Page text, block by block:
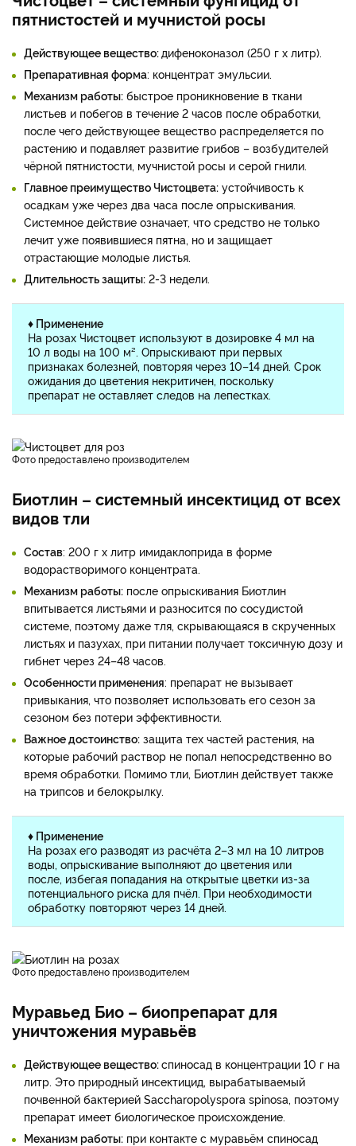
пятнистостей и мучнистой росы
Действующее вещество: дифеноконазол (250 г х литр).
Препаративная форма: концентрат эмульсии.
Механизм работы: быстрое проникновение в ткани
листьев и побегов в течение 2 часов после обработки,
после чего действующее вещество распределяется по
растению и подавляет развитие грибов – возбудителей
чёрной пятнистости, мучнистой росы и серой гнили.
Главное преимущество Чистоцвета: устойчивость к
осадкам уже через два часа после опрыскивания.
Системное действие означает, что средство не только
лечит уже появившиеся пятна, но и защищает
отрастающие молодые листья.
Длительность защиты: 2-3 недели.
♦ Применение
На розах Чистоцвет используют в дозировке 4 мл на
10 л воды на 100 м². Опрыскивают при первых
признаках болезней, повторяя через 10–14 дней. Срок
ожидания до цветения некритичен, поскольку
препарат не оставляет следов на лепестках.
фото предоставлено производителем
Биотлин – системный инсектицид от всех
видов тли
Состав: 200 г х литр имидаклоприда в форме
водорастворимого концентрата.
Механизм работы: после опрыскивания Биотлин
впитывается листьями и разносится по сосудистой
системе, поэтому даже тля, скрывающаяся в скрученных
листьях и пазухах, при питании получает токсичную дозу и
гибнет через 24–48 часов.
Особенности применения: препарат не вызывает
привыкания, что позволяет использовать его сезон за
сезоном без потери эффективности.
Важное достоинство: защита тех частей растения, на
которые рабочий раствор не попал непосредственно во
время обработки. Помимо тли, Биотлин действует также
на трипсов и белокрылку.
♦ Применение
На розах его разводят из расчёта 2–3 мл на 10 литров
воды, опрыскивание выполняют до цветения или
после, избегая попадания на открытые цветки из-за
потенциального риска для пчёл. При необходимости
обработку повторяют через 14 дней.
фото предоставлено производителем
Муравьед Био – биопрепарат для
уничтожения муравьёв
Действующее вещество:спиносад в концентрации 10 г на
литр. Это природный инсектицид, вырабатываемый
почвенной бактерией Saccharopolyspora spinosa, поэтому
препарат имеет биологическое происхождение.
Механизм работы: при контакте с муравьём спиносад